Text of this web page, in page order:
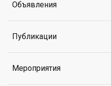
Объявления
Публикации
Мероприятия